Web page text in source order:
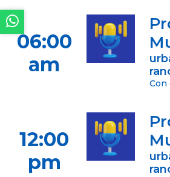
06:00
am
Con
12:00
pm